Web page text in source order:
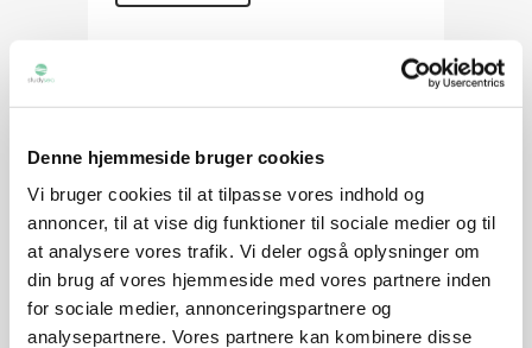
Denne hjemmeside bruger cookies
Vi bruger cookies til at tilpasse vores indhold og
annoncer, til at vise dig funktioner til sociale medier og til
at analysere vores trafik. Vi deler også oplysninger om
din brug af vores hjemmeside med vores partnere inden
for sociale medier, annonceringspartnere og
analysepartnere. Vores partnere kan kombinere disse